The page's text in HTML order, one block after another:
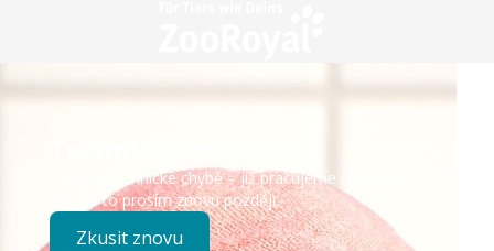
Došlo k technické chybě – již pracujeme na opravě.
Zkuste to prosím znovu později.
Zkusit znovu